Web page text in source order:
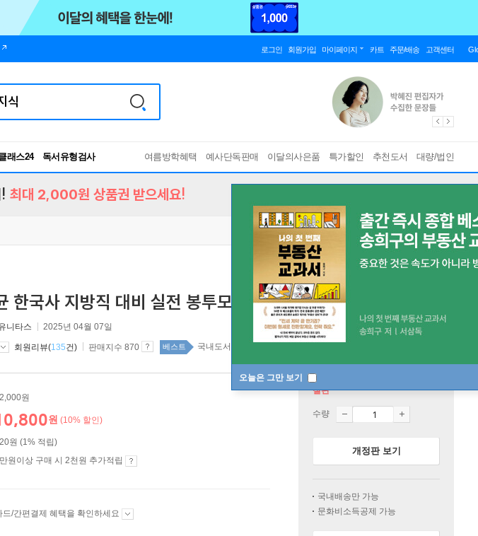
로그인 회원가입 마이페이지 카트 주문/배송 고객센터
래스24
독서유형검사
RBTI Lab
여름방학혜택 예사단독판매 이달의사은품 특가할인 추천도서 대량/법인
오늘은 그만 보기
최대 2,000원 상품권 받으세요!
한국사 지방직 대비 실전 봉투모의고사
니타스 2025년 04월 07일
회원리뷰(135건) 판매지수 870 베스트 국내도서 top100 9주
원
원 (10% 할인)
원 (1% 적립)
원이상 구매 시 2천원 추가적립
드/간편결제 혜택을 확인하세요
절판
수량
개정판 보기
국내배송만 가능
문화비소득공제 가능